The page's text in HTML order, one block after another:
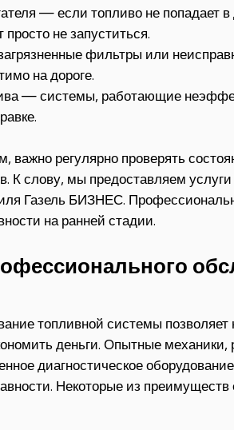
— если топливо не попадает
не запуститься.
фильтры или
на дороге.
— системы, работающие
важно регулярно проверять
К слову, мы предоставляем
Газель БИЗНЕС.
на ранней стадии.
топливной системы позволяет
деньги. Опытные
диагностическое
Некоторые из